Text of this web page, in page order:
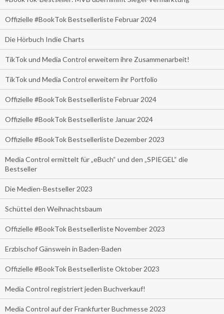
Offizielle #BookTok Bestsellerliste Februar 2024
Die Hörbuch Indie Charts
TikTok und Media Control erweitern ihre Zusammenarbeit!
TikTok und Media Control erweitern ihr Portfolio
Offizielle #BookTok Bestsellerliste Februar 2024
Offizielle #BookTok Bestsellerliste Januar 2024
Offizielle #BookTok Bestsellerliste Dezember 2023
Media Control ermittelt für „eBuch“ und den „SPIEGEL“ die
Bestseller
Die Medien-Bestseller 2023
Schüttel den Weihnachtsbaum
Offizielle #BookTok Bestsellerliste November 2023
Erzbischof Gänswein in Baden-Baden
Offizielle #BookTok Bestsellerliste Oktober 2023
Media Control registriert jeden Buchverkauf!
Media Control auf der Frankfurter Buchmesse 2023